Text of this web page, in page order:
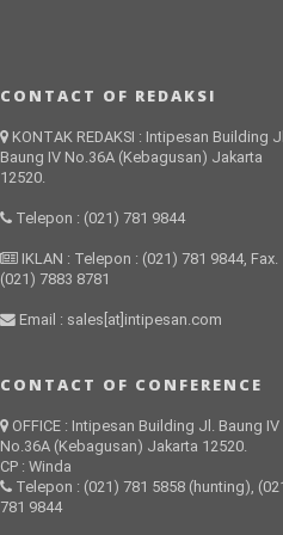
CONTACT OF REDAKSI
KONTAK REDAKSI : Intipesan Building
Baung IV No.36A (Kebagusan) Jakarta
12520.
Telepon : (021) 781 9844
IKLAN : Telepon : (021) 781 9844, Fax.
(021) 7883 8781
Email : sales[at]intipesan.com
CONTACT OF CONFERENCE
OFFICE : Intipesan Building Jl. Baung IV
No.36A (Kebagusan) Jakarta 12520.
CP : Winda
Telepon : (021) 781 5858 (hunting),
781 9844